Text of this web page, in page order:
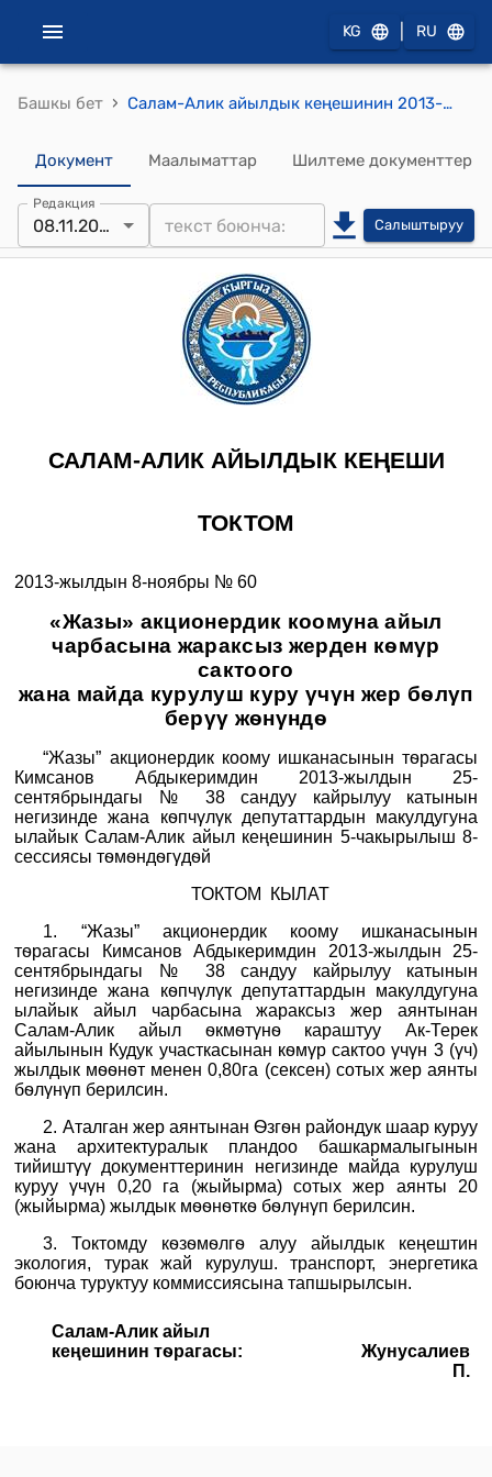
KG RU
Башкы бет › Салам-Алик айылдык кеңешинин 2013-жылдын 8-ноябрындагы № 60 "«Жазы» акционердик коомуна айыл чарбасына жараксыз жерден кѳмγр сактоого жана майда курулуш куру γчγн жер бѳлγп берγγ жѳнγндѳ" токтому
Документ Маалыматтар Шилтеме документтер
Редакция
08.11.2013 Салыштыруу